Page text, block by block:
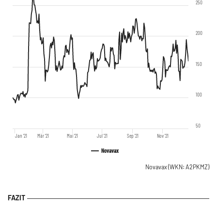
Novavax
Jan '21 Mär '21 Mai '21 Jul '21 Sep '21 Nov '21
50
100
150
200
250
Novavax(WKN: A2PKMZ)